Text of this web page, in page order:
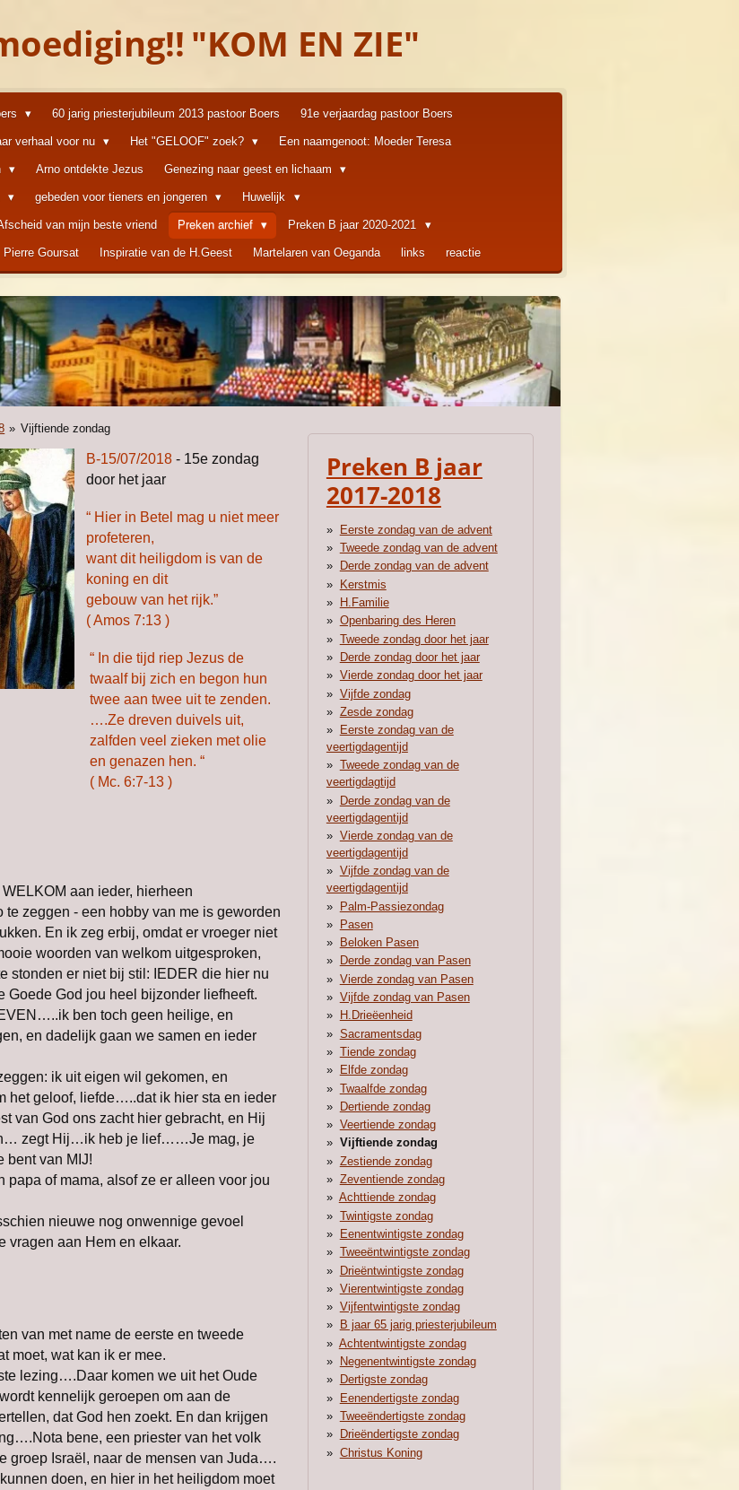
"KOM EN ZIE"
60 jarig priesterjubileum 2013 pastoor Boers 91e verjaardag pastoor Boers
verhaal voor nu Het "GELOOF" zoek? Een naamgenoot: Moeder Teresa
Arno ontdekte Jezus Genezing naar geest en lichaam
gebeden voor tieners en jongeren Huwelijk
van mijn beste vriend Preken archief Preken B jaar 2020-2021
Pierre Goursat Inspiratie van de H.Geest Martelaren van Oeganda links reactie
» Vijftiende zondag
B-15/07/2018- 15e zondag
door het jaar
“ Hier in Betel mag u niet meer
profeteren,
want dit heiligdom is van de
koning en dit
gebouw van het rijk.”
( Amos 7:13 )
“ In die tijd riep Jezus de
twaalf bij zich en begon hun
twee aan twee uit te zenden.
….Ze dreven duivels uit,
zalfden veel zieken met olie
en genazen hen. “
( Mc. 6:7-13 )
aan ieder, hierheen
zeggen - een hobby van me is geworden
En ik zeg erbij, omdat er vroeger niet
woorden van welkom uitgesproken,
stonden er niet bij stil: IEDER die hier nu
Goede God jou heel bijzonder liefheeft.
ben toch geen heilige, en
en dadelijk gaan we samen en ieder
ik uit eigen wil gekomen, en
het geloof, liefde…..dat ik hier sta en ieder
van God ons zacht hier gebracht, en Hij
zegt Hij…ik heb je lief……Je mag, je
bent van MIJ!
of mama, alsof ze er alleen voor jou
nieuwe nog onwennige gevoel
vragen aan Hem en elkaar.
van met name de eerste en tweede
moet, wat kan ik er mee.
lezing….Daar komen we uit het Oude
kennelijk geroepen om aan de
dat God hen zoekt. En dan krijgen
bene, een priester van het volk
groep Israël, naar de mensen van Juda….
doen, en hier in het heiligdom moet
Preken B jaar
2017-2018
Eerste zondag van de advent
Tweede zondag van de advent
Derde zondag van de advent
Kerstmis
H.Familie
Openbaring des Heren
Tweede zondag door het jaar
Derde zondag door het jaar
Vierde zondag door het jaar
Vijfde zondag
Zesde zondag
Eerste zondag van de
veertigdagentijd
Tweede zondag van de
veertigdagtijd
Derde zondag van de
veertigdagentijd
Vierde zondag van de
veertigdagentijd
Vijfde zondag van de
veertigdagentijd
Palm-Passiezondag
Pasen
Beloken Pasen
Derde zondag van Pasen
Vierde zondag van Pasen
Vijfde zondag van Pasen
H.Drieëenheid
Sacramentsdag
Tiende zondag
Elfde zondag
Twaalfde zondag
Dertiende zondag
Veertiende zondag
Vijftiende zondag
Zestiende zondag
Zeventiende zondag
Achttiende zondag
Twintigste zondag
Eenentwintigste zondag
Tweeëntwintigste zondag
Drieëntwintigste zondag
Vierentwintigste zondag
Vijfentwintigste zondag
B jaar 65 jarig priesterjubileum
Achtentwintigste zondag
Negenentwintigste zondag
Dertigste zondag
Eenendertigste zondag
Tweeëndertigste zondag
Drieëndertigste zondag
Christus Koning